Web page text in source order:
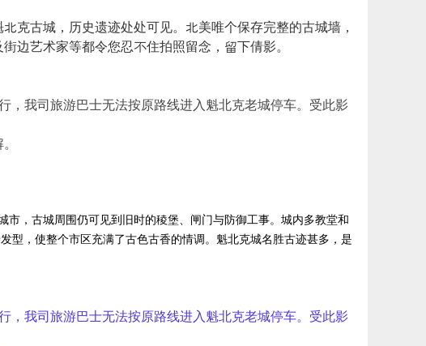
克古城，历史遗迹处处可见。北美唯个保存完整的古城墙，
边艺术家等都令您忍不住拍照留念，留下倩影。
，我司旅游巴士无法按原路线进入魁北克老城停车。受此影
，古城周围仍可见到旧时的稜堡、闸门与防御工事。城内多教堂和
型，使整个市区充满了古色古香的情调。魁北克城名胜古迹甚多，是
，我司旅游巴士无法按原路线进入魁北克老城停车。受此影